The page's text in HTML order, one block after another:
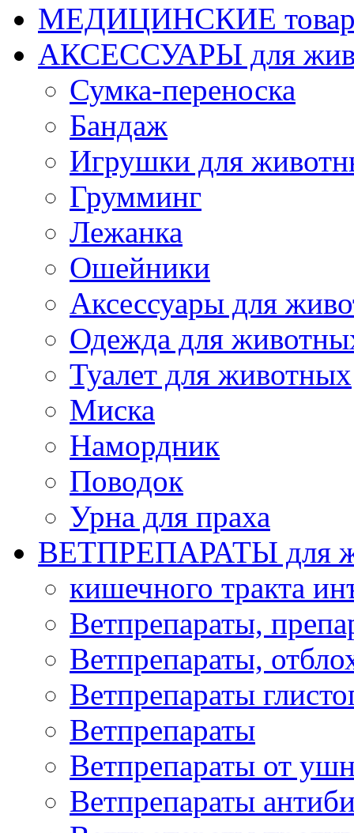
МЕДИЦИНСКИЕ
АКСЕССУАРЫ для
Сумка-переноска
Бандаж
Игрушки для
Грумминг
Лежанка
Ошейники
Аксессуары для
Одежда для
Туалет для животных
Миска
Намордник
Поводок
Урна для праха
ВЕТПРЕПАРАТЫ для
кишечного тракта
Ветпрепараты,
Ветпрепараты,
Ветпрепараты
Ветпрепараты
Ветпрепараты от
Ветпрепараты